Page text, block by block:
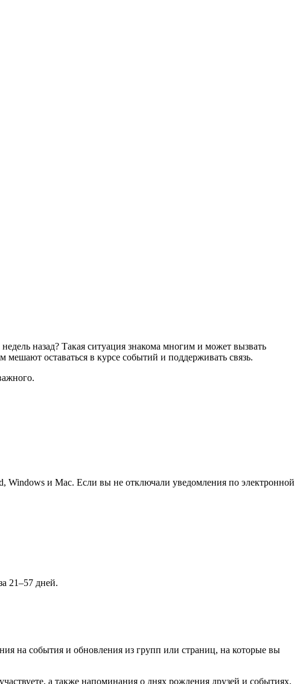
назад? Такая ситуация знакома многим и может вызвать
оставаться в курсе событий и поддерживать связь.
Windows и Mac. Если вы не отключали уведомления по электронной
21–57 дней.
на события и обновления из групп или страниц, на которые вы
а также напоминания о днях рождения друзей и событиях.